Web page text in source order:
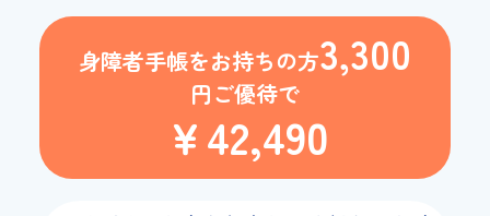
身障者手帳をお持ちの方3,300
円ご優待で
￥42,490